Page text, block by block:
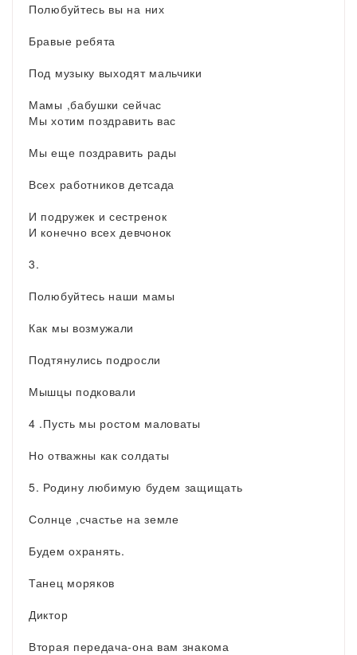
Полюбуйтесь вы на них
Бравые ребята
Под музыку выходят мальчики
Мамы ,бабушки сейчас
Мы хотим поздравить вас
Мы еще поздравить рады
Всех работников детсада
И подружек и сестренок
И конечно всех девчонок
3.
Полюбуйтесь наши мамы
Как мы возмужали
Подтянулись подросли
Мышцы подковали
4 .Пусть мы ростом маловаты
Но отважны как солдаты
5. Родину любимую будем защищать
Солнце ,счастье на земле
Будем охранять.
Танец моряков
Диктор
Вторая передача-она вам знакома